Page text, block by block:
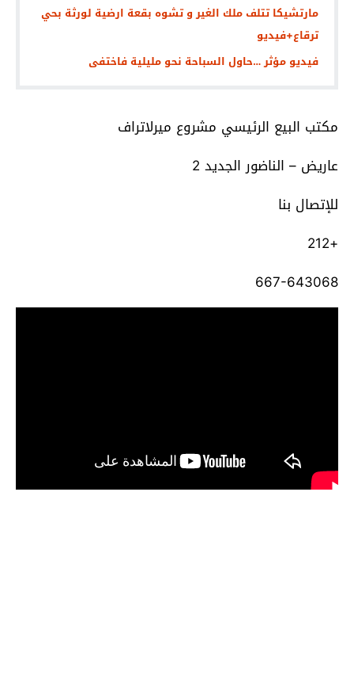
مارتشيكا تتلف ملك الغير و تشوه بقعة ارضية لورثة بحي
ترقاع+فيديو
فيديو مؤثر …حاول السباحة نحو مليلية فاختفى
مكتب البيع الرئيسي مشروع ميرلاتراف
عاريض – الناضور الجديد 2
للإتصال بنا
+212
667-643068